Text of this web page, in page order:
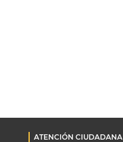
ATENCIÓN CIUDADANA